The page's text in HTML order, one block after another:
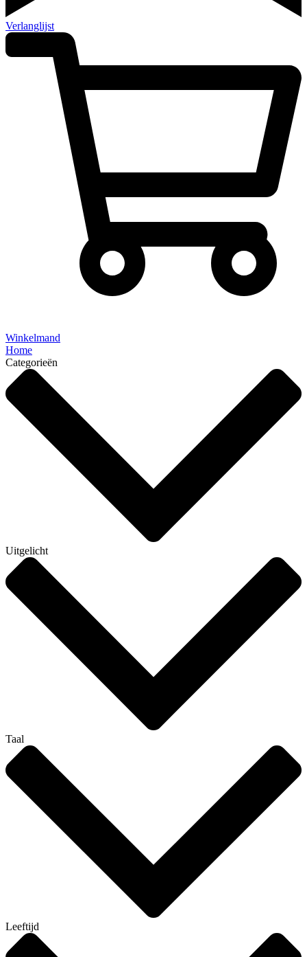
Verlanglijst
Winkelmand
Home
Categorieën
Uitgelicht
Taal
Leeftijd